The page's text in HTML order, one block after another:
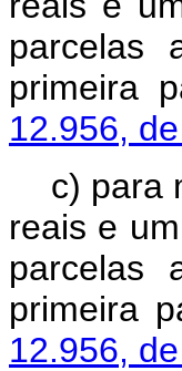
parcelas
primeira
12.956,
c) para
reais e
parcelas
primeira
12.956,